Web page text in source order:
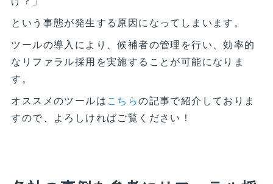
という事態が発生する原因になってしまいます。
ツールの導入により、候補者の管理を行い、効率的
なリファラル採用を実施することが可能になりま
す。
オススメのツールはこちらの記事で紹介しておりま
すので、よろしければご覧ください！